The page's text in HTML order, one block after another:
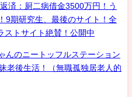
済：厨二病借金3500万円！う
9期研究生、最後のサイト！全
ストサイト絶賛！公開中
んのニートッフルステーション
老後生活！（無職孤独居老人的